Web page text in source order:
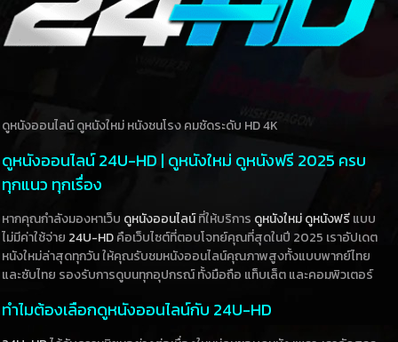
ดูหนังออนไลน์ ดูหนังใหม่ หนังชนโรง คมชัดระดับ HD 4K
ดูหนังออนไลน์ 24U-HD | ดูหนังใหม่ ดูหนังฟรี 2025 ครบ
ทุกแนว ทุกเรื่อง
หากคุณกำลังมองหาเว็บ ดูหนังออนไลน์ที่ให้บริการ ดูหนังใหม่ดูหนังฟรีแบบ
ไม่มีค่าใช้จ่าย 24U-HDคือเว็บไซต์ที่ตอบโจทย์คุณที่สุดในปี 2025 เราอัปเดต
หนังใหม่ล่าสุดทุกวัน ให้คุณรับชมหนังออนไลน์คุณภาพสูงทั้งแบบพากย์ไทย
และซับไทย รองรับการดูบนทุกอุปกรณ์ ทั้งมือถือ แท็บเล็ต และคอมพิวเตอร์
ทำไมต้องเลือกดูหนังออนไลน์กับ 24U-HD